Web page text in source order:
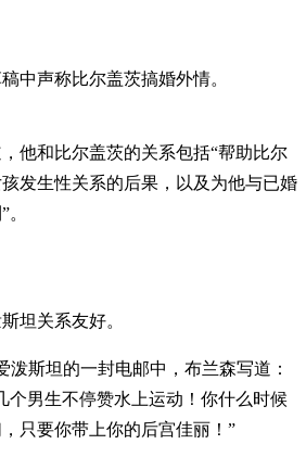
中声称比尔盖茨搞婚外情。
他和比尔盖茨的关系包括“帮助比尔
发生性关系的后果，以及为他与已婚
坦关系友好。
泼斯坦的一封电邮中，布兰森写道：
个男生不停赞水上运动！你什么时候
只要你带上你的后宫佳丽！”